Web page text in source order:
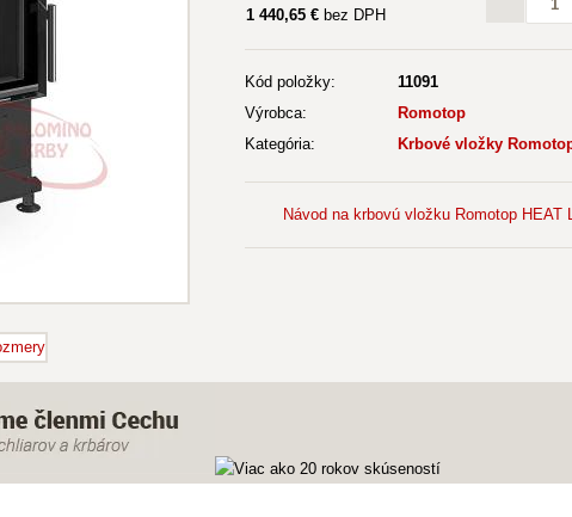
1 440,65 € bez DPH
Kód položky:
11091
Výrobca:
Romotop
Kategória:
Krbové vložky
Návod na krbovú vložku Romotop HEAT